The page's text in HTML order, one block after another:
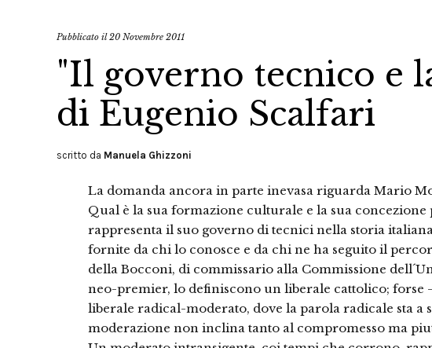
Pubblicato il20 Novembre 2011
"Il governo tecnico e
di Eugenio Scalfari
scritto da Manuela Ghizzoni
La domanda ancora in parte inevasa riguarda Mario
Qual è la sua formazione culturale e la sua concezione
rappresenta il suo governo di tecnici nella storia
fornite da chi lo conosce e da chi ne ha seguito il
della Bocconi, di commissario alla Commissione
neo-premier, lo definiscono un liberale cattolico; forse
liberale radical-moderato, dove la parola radicale sta a
moderazione non inclina tanto al compromesso ma